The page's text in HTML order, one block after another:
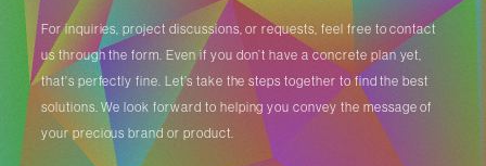
For inquiries, project discussions, or requests, feel free to contact
us through the form. Even if you don’t have a concrete plan yet,
that's perfectly fine. Let’s take the steps together to find the best
solutions. We look forward to helping you convey the message of
your precious brand or product.